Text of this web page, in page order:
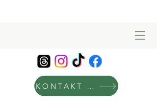
KONTAKT & MANAGEMENT